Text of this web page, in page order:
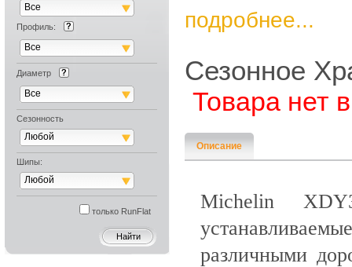
Все
Профиль:
Все
Диаметр
Все
Сезонность
Любой
Шипы:
Любой
только RunFlat
подробнее...
Сезонное
Товара нет
Описание
Michelin
различными